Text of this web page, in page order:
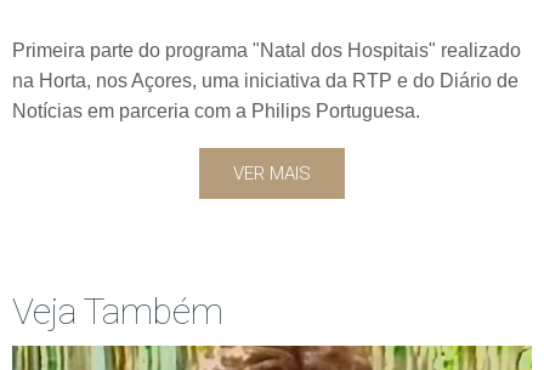
Primeira parte do programa "Natal dos Hospitais" realizado
na Horta, nos Açores, uma iniciativa da RTP e do Diário de
Notícias em parceria com a Philips Portuguesa.
VER MAIS
Veja Também